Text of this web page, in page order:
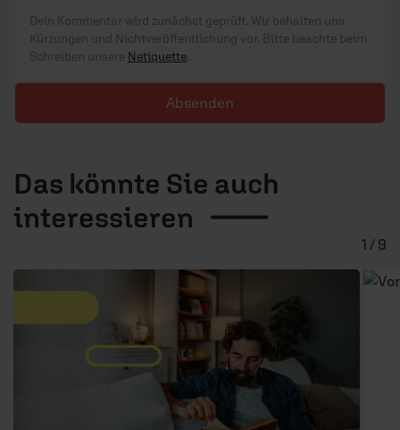
Dein Kommentar wird zunächst geprüft. Wir behalten uns
Kürzungen und Nichtveröffentlichung vor. Bitte beachte beim
Schreiben unsere Netiquette.
Absenden
Das könnte Sie auch
interessieren
1 / 9